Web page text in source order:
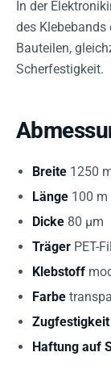
In der
des
Bauteilen,
Scherfestigkeit.
Breite 1250
Länge 100 m
Dicke 80 µm
Träger PET-
Klebstoff
Farbe
Zugfestigkeit
Haftung auf